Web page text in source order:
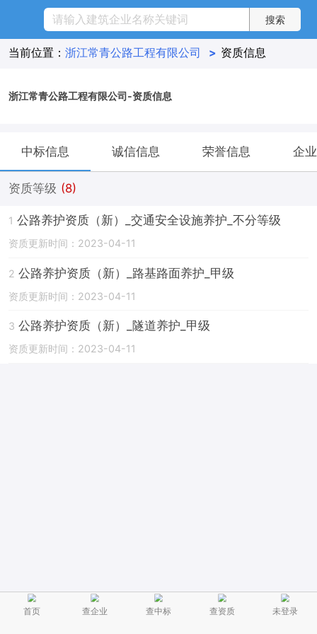
当前位置： 浙江常青公路工程有限公司 > 资质信息
浙江常青公路工程有限公司-资质信息
中标信息 诚信信息 荣誉信息 企
资质等级 (8)
1 公路养护资质（新）_交通安全设施养护_不分等级
资质更新时间：2023-04-11
2 公路养护资质（新）_路基路面养护_甲级
资质更新时间：2023-04-11
3 公路养护资质（新）_隧道养护_甲级
资质更新时间：2023-04-11
首页 查企业 查中标 查资质 未登录